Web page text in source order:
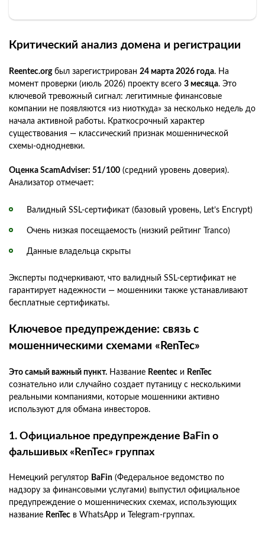
Критический анализ домена и регистрации
Reentec.orgбыл зарегистрирован 24 марта 2026 года. На
момент проверки (июль 2026) проекту всего 3 месяца. Это
ключевой тревожный сигнал: легитимные финансовые
компании не появляются «из ниоткуда» за несколько недель до
начала активной работы. Краткосрочный характер
существования — классический признак мошеннической
схемы-однодневки.
Оценка ScamAdviser: 51/100 (средний уровень доверия).
Анализатор отмечает:
Валидный SSL-сертификат (базовый уровень, Let’s Encrypt)
Очень низкая посещаемость (низкий рейтинг Tranco)
Данные владельца скрыты
Эксперты подчеркивают, что валидный SSL-сертификат не
гарантирует надежности — мошенники также устанавливают
бесплатные сертификаты.
Ключевое предупреждение: связь с
мошенническими схемами «RenTec»
Это самый важный пункт. Название Reentec и RenTec
сознательно или случайно создает путаницу с несколькими
реальными компаниями, которые мошенники активно
используют для обмана инвесторов.
1. Официальное предупреждение BaFin о
фальшивых «RenTec» группах
Немецкий регулятор BaFin (Федеральное ведомство по
надзору за финансовыми услугами) выпустил официальное
предупреждение о мошеннических схемах, использующих
название RenTec в WhatsApp и Telegram-группах.